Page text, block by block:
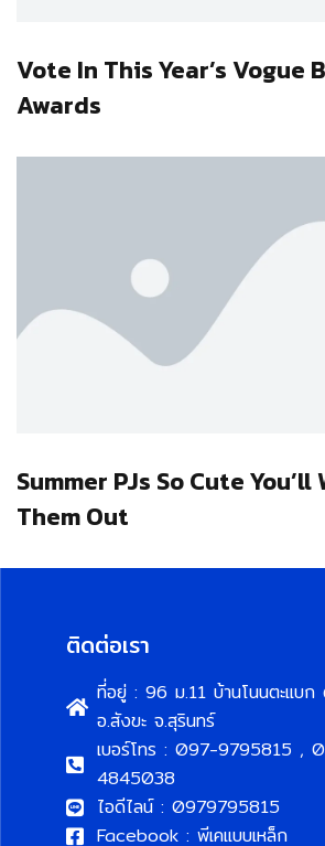
Vote In This Year’s Vogue
Awards
Summer PJs So Cute
Them Out
ติดต่อเรา
ที่อยู่ : 96 ม.11 บ้านโนนตะแบก
อ.สังขะ จ.สุรินทร์
เบอร์โทร : 097-9795815 ,
4845038
ไอดีไลน์ : 0979795815
Facebook : พีเคแบบเหล็ก